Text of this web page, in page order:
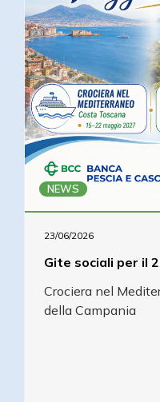
NEWS
23/06/2026
Gite sociali per il
Crociera nel
della Campania